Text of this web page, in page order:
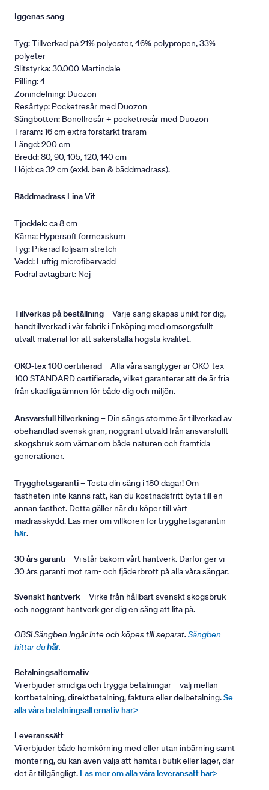
Iggenäs säng
Tyg: Tillverkad på 21% polyester, 46% polypropen, 33%
polyeter
Slitstyrka: 30.000 Martindale
Pilling: 4
Zonindelning: Duozon
Resårtyp: Pocketresår med Duozon
Sängbotten: Bonellresår + pocketresår med Duozon
Träram: 16 cm extra förstärkt träram
Längd: 200 cm
Bredd: 80, 90, 105, 120, 140 cm
Höjd: ca 32 cm (exkl. ben & bäddmadrass).
Bäddmadrass Lina Vit
Tjocklek: ca 8 cm
Kärna: Hypersoft formexskum
Tyg: Pikerad följsam stretch
Vadd: Luftig microfibervadd
Fodral avtagbart: Nej
Tillverkas på beställning– Varje säng skapas unikt för dig,
handtillverkad i vår fabrik i Enköping med omsorgsfullt
utvalt material för att säkerställa högsta kvalitet.
ÖKO-tex 100 certifierad– Alla våra sängtyger är ÖKO-tex
100 STANDARD certifierade, vilket garanterar att de är fria
från skadliga ämnen för både dig och miljön.
Ansvarsfull tillverkning– Din sängs stomme är tillverkad av
obehandlad svensk gran, noggrant utvald från ansvarsfullt
skogsbruk som värnar om både naturen och framtida
generationer.
Trygghetsgaranti– Testa din säng i 180 dagar! Om
fastheten inte känns rätt, kan du kostnadsfritt byta till en
annan fasthet. Detta gäller när du köper till vårt
madrasskydd. Läs mer om villkoren för trygghetsgarantin
här.
30 års garanti– Vi står bakom vårt hantverk. Därför ger vi
30 års garanti mot ram- och fjäderbrott på alla våra sängar.
Svenskt hantverk– Virke från hållbart svenskt skogsbruk
och noggrant hantverk ger dig en säng att lita på.
OBS! Sängben ingår inte och köpes till separat. Sängben
hittar duhär.
Betalningsalternativ
Vi erbjuder smidiga och trygga betalningar – välj mellan
kortbetalning, direktbetalning, faktura eller delbetalning.Se
alla våra betalningsalternativ här>
Leveranssätt
Vi erbjuder både hemkörning med eller utan inbärning samt
montering, du kan även välja att hämta i butik eller lager, där
det är tillgängligt. Läs mer om alla våra leveransätt här>